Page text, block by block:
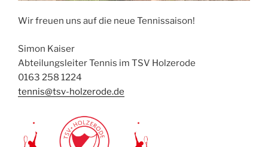
Wir freuen uns auf die neue Tennissaison!
Simon Kaiser
Abteilungsleiter Tennis im TSV Holzerode
0163 258 1224
tennis@tsv-holzerode.de